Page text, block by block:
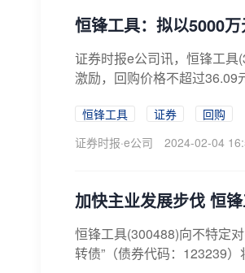
恒锋工具：拟以5000
证券时报e公司讯，恒锋工
激励，回购价格不超过36.09
恒锋工具 证券
回购
证券时报·e公司
2024-02-04
加快主业发展步伐 恒
恒锋工具(300488)向不特定
转债”（债券代码：123239